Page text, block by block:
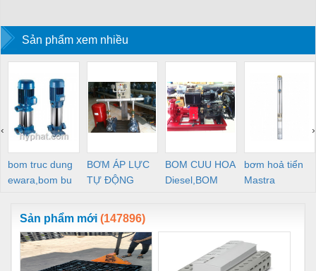
Sản phẩm xem nhiều
bom truc dung
ewara,bom bu
BƠM ÁP LỰC
TỰ ĐỘNG
BOM CUU HOA
Diesel,BOM
bơm hoả tiển
Mastra
‹ ›
Sản phẩm mới (147896)